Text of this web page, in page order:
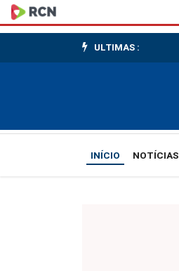
Conferência
Vicentina
está
estoques
ULTIMAS :
INÍCIO NOTÍCIAS